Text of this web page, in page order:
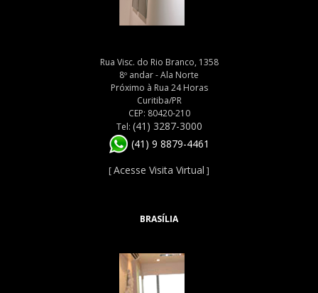
Rua Visc. do Rio Branco, 1358
8º andar - Ala Norte
Próximo à Rua 24 Horas
Curitiba/PR
CEP: 80420-210
Tel: (41) 3287-3000
(41) 9 8879-4461
[Acesse Visita Virtual ]
BRASÍLIA